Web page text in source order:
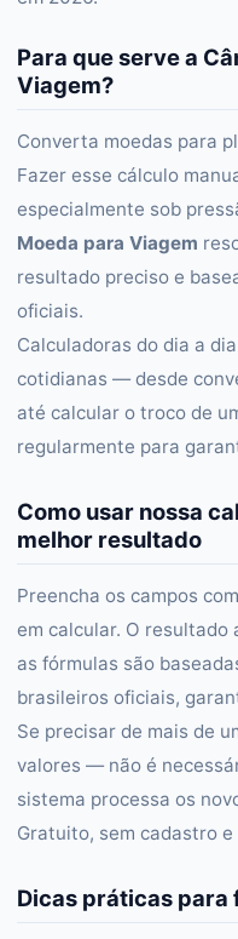
Para que serve a
Viagem?
Converta moedas para
Fazer esse cálculo
especialmente sob
Moeda para Viagem
resultado preciso e
oficiais.
Calculadoras do dia a
cotidianas — desde
até calcular o troco de
regularmente para
Como usar nossa
melhor resultado
Preencha os campos
em calcular. O resultado
as fórmulas são
brasileiros oficiais,
Se precisar de mais de
valores — não é
sistema processa os
Gratuito, sem cadastro
Dicas práticas para